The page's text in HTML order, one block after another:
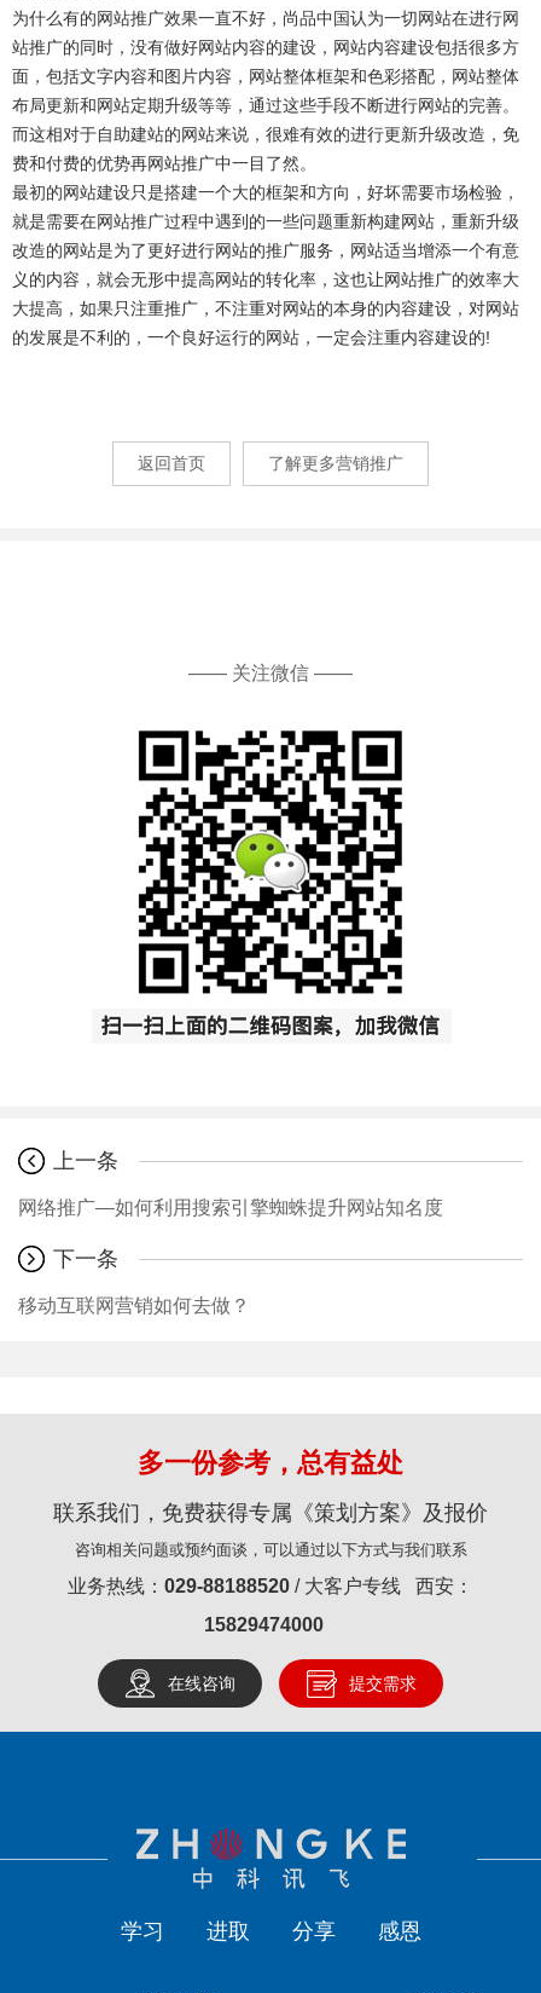
为什么有的网站推广效果一直不好，尚品中国认为一切网站在进行网
站推广的同时，没有做好网站内容的建设，网站内容建设包括很多方
面，包括文字内容和图片内容，网站整体框架和色彩搭配，网站整体
布局更新和网站定期升级等等，通过这些手段不断进行网站的完善。
而这相对于自助建站的网站来说，很难有效的进行更新升级改造，免
费和付费的优势再网站推广中一目了然。
最初的网站建设只是搭建一个大的框架和方向，好坏需要市场检验，
就是需要在网站推广过程中遇到的一些问题重新构建网站，重新升级
改造的网站是为了更好进行网站的推广服务，网站适当增添一个有意
义的内容，就会无形中提高网站的转化率，这也让网站推广的效率大
大提高，如果只注重推广，不注重对网站的本身的内容建设，对网站
的发展是不利的，一个良好运行的网站，一定会注重内容建设的!
返回首页 了解更多营销推广
—— 关注微信 ——
上一条
网络推广—如何利用搜索引擎蜘蛛提升网站知名度
下一条
移动互联网营销如何去做？
多一份参考，总有益处
联系我们，免费获得专属《策划方案》及报价
咨询相关问题或预约面谈，可以通过以下方式与我们联系
业务热线： 029-88188520 / 大客户专线 西安：
15829474000
在线咨询 提交需求
学习 进取 分享 感恩